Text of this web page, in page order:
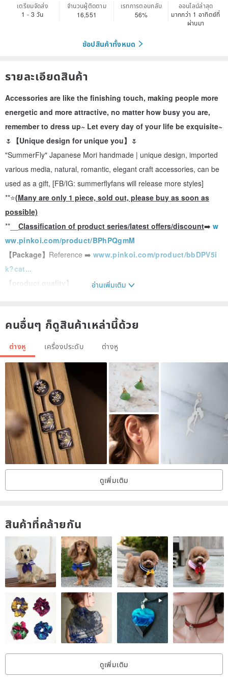
เตรียมจัดส่ง
1 - 3 วัน
จำนวนผู้ติดตาม
16,551
เรทการตอบกลับ
56%
ออนไลน์ล่าสุด
มากกว่า 1 อาทิตย์ที่
ผ่านมา
ช้อปสินค้าทั้งหมด
รายละเอียดสินค้า
Accessories are like the finishing touch, making people more
energetic and more attractive, no matter how busy you are,
remember to dress up~ Let every day of your life be exquisite~
🌷 【Unique design for unique you】 🌷
"SummerFly" Japanese Mori handmade | unique design, imported
various media, natural, romantic, elegant craft accessories, can be
used as a gift, [FB/IG: summerflyfans will release more styles]
**⭐(Many are only 1 piece, sold out, please buy as soon as
possible)
**__ Classification of product series/latest offers/discount➡️ w
ww.pinkoi.com/product/BPhPQgmM
【Package】 Reference ➡️ www.pinkoi.com/product/bbDPV5i
k?cat...
【product quality】
Uses: Valentine's Day gift for girlfriend, friend gift, girlfriend
earrings, customized girlfriend gift, Japanese earrings, Japanese
clip-on earrings, Japanese Clip-On clips, anti-allergic
อ่านเพิ่มเติม
คนอื่นๆ ก็ดูสินค้าเหล่านี้ด้วย
ต่างหู เครื่องประดับ ต่างหู
ดูเพิ่มเติม
สินค้าที่คล้ายกัน
ดูเพิ่มเติม